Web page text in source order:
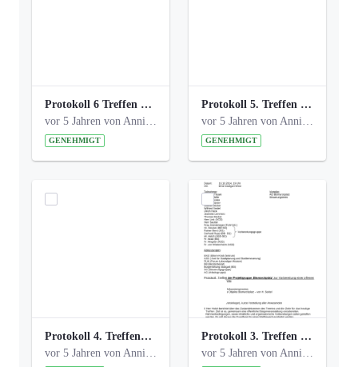
Protokoll 6 Treffen 20150205 AG Bismarckplatz.pdf
vor 5 Jahren von Anni Schlumberger
GENEHMIGT
Protokoll 5. Treffen 20141208 AG Bismarkplatz.pdf
vor 5 Jahren von Anni Schlumberger
GENEHMIGT
Protokoll 4. Treffen_20141113 AG Bismarckplatz.pdf
vor 5 Jahren von Anni Schlumberger
Protokoll 3. Treffen 20141016 AG Bismarckplatz.pdf
vor 5 Jahren von Anni Schlumberger